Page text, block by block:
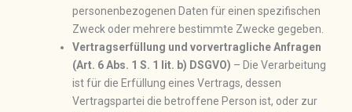
personenbezogenen Daten für einen spezifischen
Zweck oder mehrere bestimmte Zwecke gegeben.
Vertragserfüllung und vorvertragliche Anfragen
(Art. 6 Abs. 1 S. 1 lit. b) DSGVO) – Die Verarbeitung
ist für die Erfüllung eines Vertrags, dessen
Vertragspartei die betroffene Person ist, oder zur